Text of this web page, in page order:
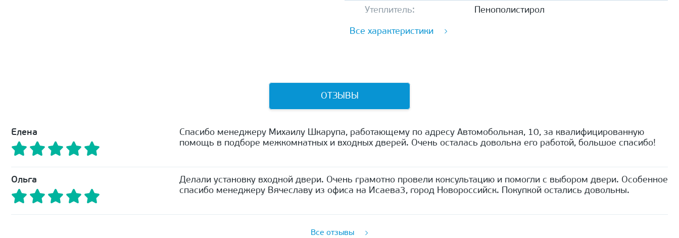
Утеплитель: Пенополистирол
Все характеристики
ОТЗЫВЫ
Елена
Спасибо менеджеру Михаилу Шкарупа, работающему по адресу Автомобольная, 10, за квалифицированную
помощь в подборе межкомнатных и входных дверей. Очень осталась довольна его работой, большое спасибо!
Ольга
Делали установку входной двери. Очень грамотно провели консультацию и помогли с выбором двери. Особенное
спасибо менеджеру Вячеславу из офиса на Исаева3, город Новороссийск. Покупкой остались довольны.
Все отзывы